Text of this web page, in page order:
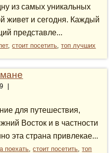
из самых уникальных
живет и сегодня. Каждый
представле...
,стоит посетить,топ лучших
для путешествия,
Восток и в частности
эта страна привлекае...
поехать,стоит посетить,топ